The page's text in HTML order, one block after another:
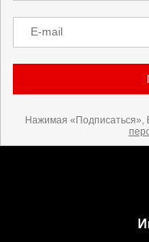
E-mail
Нажимая «Подписаться»,